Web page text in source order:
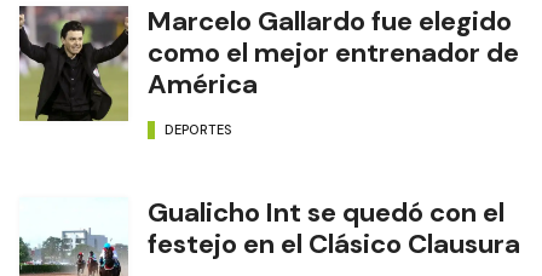
Marcelo Gallardo fue elegido
como el mejor entrenador de
América
DEPORTES
Gualicho Int se quedó con el
festejo en el Clásico Clausura